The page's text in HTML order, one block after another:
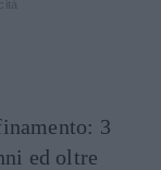
3
ed oltre